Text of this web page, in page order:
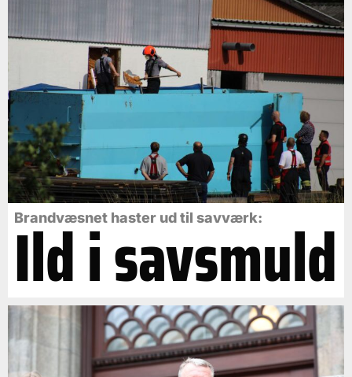
Brandvæsnet haster ud til savværk:
Ild i savsmuld